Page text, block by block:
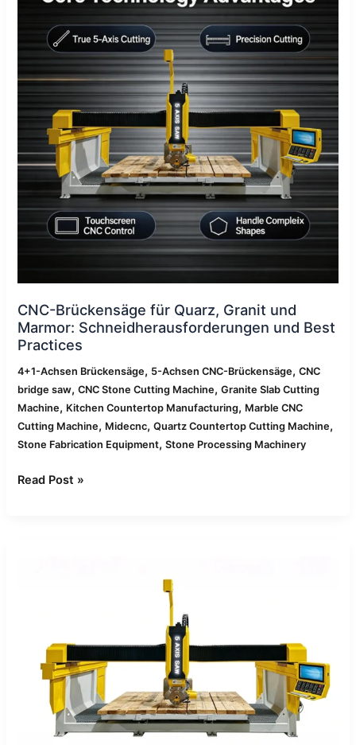
CNC-Brückensäge für Quarz, Granit und
Marmor: Schneidherausforderungen und Best
Practices
4+1-Achsen Brückensäge, 5-Achsen CNC-Brückensäge,CNC
bridge saw,CNC Stone Cutting Machine,Granite Slab Cutting
Machine, Kitchen Countertop Manufacturing, Marble CNC
Cutting Machine, Midecnc,Quartz Countertop Cutting Machine,
Stone Fabrication Equipment,Stone Processing Machinery
Quarz,
Granit
und
Marmor:
Schneidherausforderungen
und
Best
Practices
Read Post »
Marmor
unterschiedlich
bearbeiten